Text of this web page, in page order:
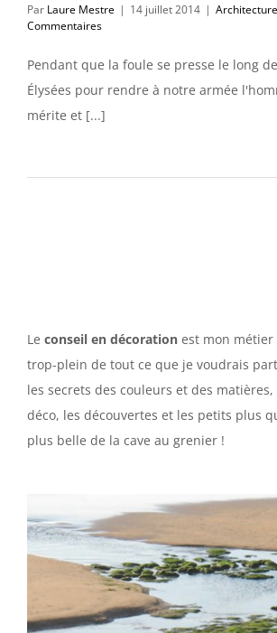
Par Laure Mestre | 14 juillet 2014 | Architecture
Commentaires
Pendant que la foule se presse le long
Élysées pour rendre à notre armée
mérite et [...]
Le conseil en décoration est mon métier
trop-plein de tout ce que je voudrais
les secrets des couleurs et des
déco, les découvertes et les petits plus
plus belle de la cave au grenier !